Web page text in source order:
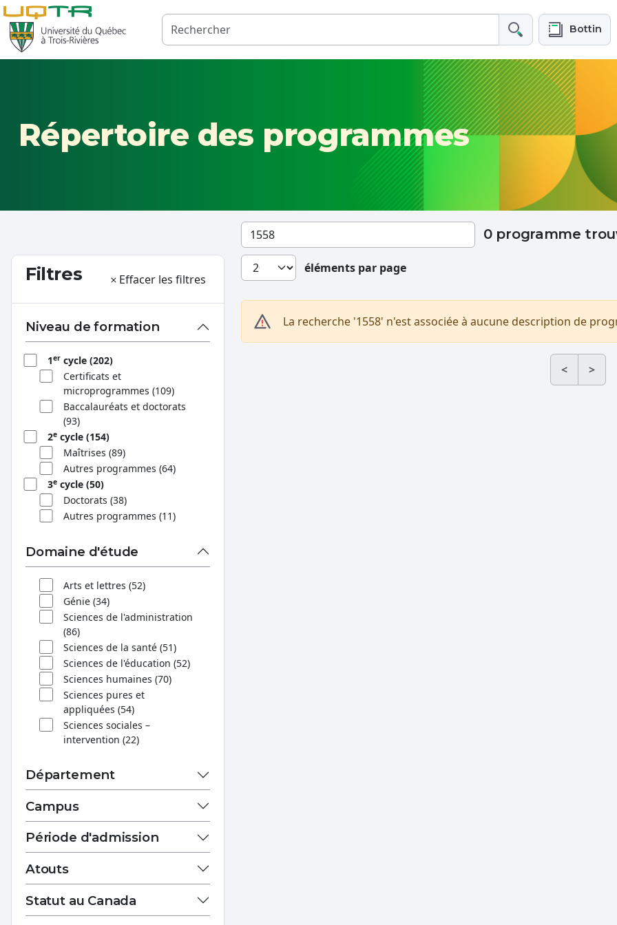
Bottin
Répertoire des programmes
0 programme
Filtres Effacer les filtres
Niveau de formation
1er cycle (202)
Certificats et
microprogrammes (109)
Baccalauréats et doctorats
(93)
2e cycle (154)
Maîtrises (89)
Autres programmes (64)
3e cycle (50)
Doctorats (38)
Autres programmes (11)
Domaine d'étude
Arts et lettres (52)
Génie (34)
Sciences de l'administration
(86)
Sciences de la santé (51)
Sciences de l'éducation (52)
Sciences humaines (70)
Sciences pures et
appliquées (54)
Sciences sociales –
intervention (22)
Département
Campus
Période d'admission
Atouts
Statut au Canada
éléments par page
La recherche '1558' n'est associée à aucune description de
< >